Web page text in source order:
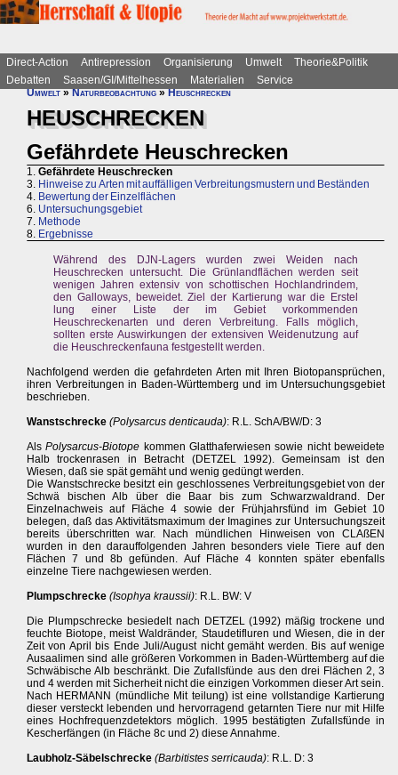
Direct-Action Antirepression Organisierung Umwelt
Theorie&Politik
Debatten
Saasen/GI/Mittelhessen Materialien
Service
Umwelt»Naturbeobachtung»Heuschrecken
HEUSCHRECKEN
Gefährdete Heuschrecken
1. Gefährdete Heuschrecken
3. Hinweise zu Arten mit auffälligen Verbreitungsmustern und Beständen
4. Bewertung der Einzelflächen
6. Untersuchungsgebiet
7. Methode
8. Ergebnisse
Während des DJN-Lagers wurden zwei Weiden nach
Heuschrecken untersucht. Die Grünlandflächen werden seit
wenigen Jahren extensiv von schottischen Hochlandrindem,
den Galloways, beweidet. Ziel der Kartierung war die Erstel
lung einer Liste der im Gebiet vorkommenden
Heuschreckenarten und deren Verbreitung. Falls möglich,
sollten erste Auswirkungen der extensiven Weidenutzung auf
die Heuschreckenfauna festgestellt werden.
Nachfolgend werden die gefahrdeten Arten mit Ihren Biotopansprüchen,
ihren Verbreitungen in Baden-Württemberg und im Untersuchungsgebiet
beschrieben.
Wanstschrecke (Polysarcus denticauda): R.L. SchA/BW/D: 3
AlsPolysarcus-Biotope kommen Glatthaferwiesen sowie nicht beweidete
Halb trockenrasen in Betracht (DETZEL 1992). Gemeinsam ist den
Wiesen, daß sie spät gemäht und wenig gedüngt werden.
Die Wanstschrecke besitzt ein geschlossenes Verbreitungsgebiet von der
Schwä bischen Alb über die Baar bis zum Schwarzwaldrand. Der
Einzelnachweis auf Fläche 4 sowie der Frühjahrsfünd im Gebiet 10
belegen, daß das Aktivitätsmaximum der Imagines zur Untersuchungszeit
bereits überschritten war. Nach mündlichen Hinweisen von CLAßEN
wurden in den darauffolgenden Jahren besonders viele Tiere auf den
Flächen 7 und 8b gefünden. Auf Fläche 4 konnten später ebenfalls
einzelne Tiere nachgewiesen werden.
Plumpschrecke (Isophya kraussii): R.L. BW: V
Die Plumpschrecke besiedelt nach DETZEL (1992) mäßig trockene und
feuchte Biotope, meist Waldränder, Staudetifluren und Wiesen, die in der
Zeit von April bis Ende Juli/August nicht gemäht werden. Bis auf wenige
Ausaalimen sind alle größeren Vorkommen in Baden-Württemberg auf die
Schwäbische Alb beschränkt. Die Zufallsfünde aus den drei Flächen 2, 3
und 4 werden mit Sicherheit nicht die einzigen Vorkommen dieser Art sein.
Nach HERMANN (mündliche Mit teilung) ist eine vollstandige Kartierung
dieser versteckt lebenden und hervorragend getarnten Tiere nur mit Hilfe
eines Hochfrequenzdetektors möglich. 1995 bestätigten Zufallsfünde in
Kescherfängen (in Fläche 8c und 2) diese Annahme.
Laubholz-Säbelschrecke (Barbitistes serricauda): R.L. D: 3